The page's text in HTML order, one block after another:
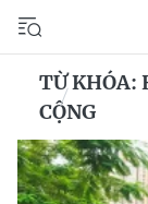
TỪ KHÓA:
CỘNG